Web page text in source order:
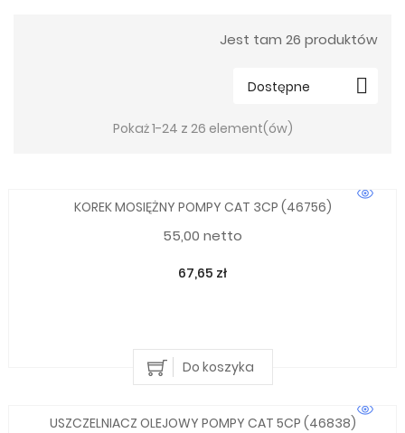
Jest tam 26 produktów
Dostępne 
Pokaż 1-24 z 26 element(ów)
KOREK MOSIĘŻNY POMPY CAT 3CP (46756)
55,00 netto
67,65 zł
Do koszyka
USZCZELNIACZ OLEJOWY POMPY CAT 5CP (46838)